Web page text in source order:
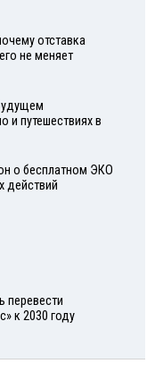
отставка
не меняет
и путешествиях в
о бесплатном ЭКО
действий
перевести
к 2030 году